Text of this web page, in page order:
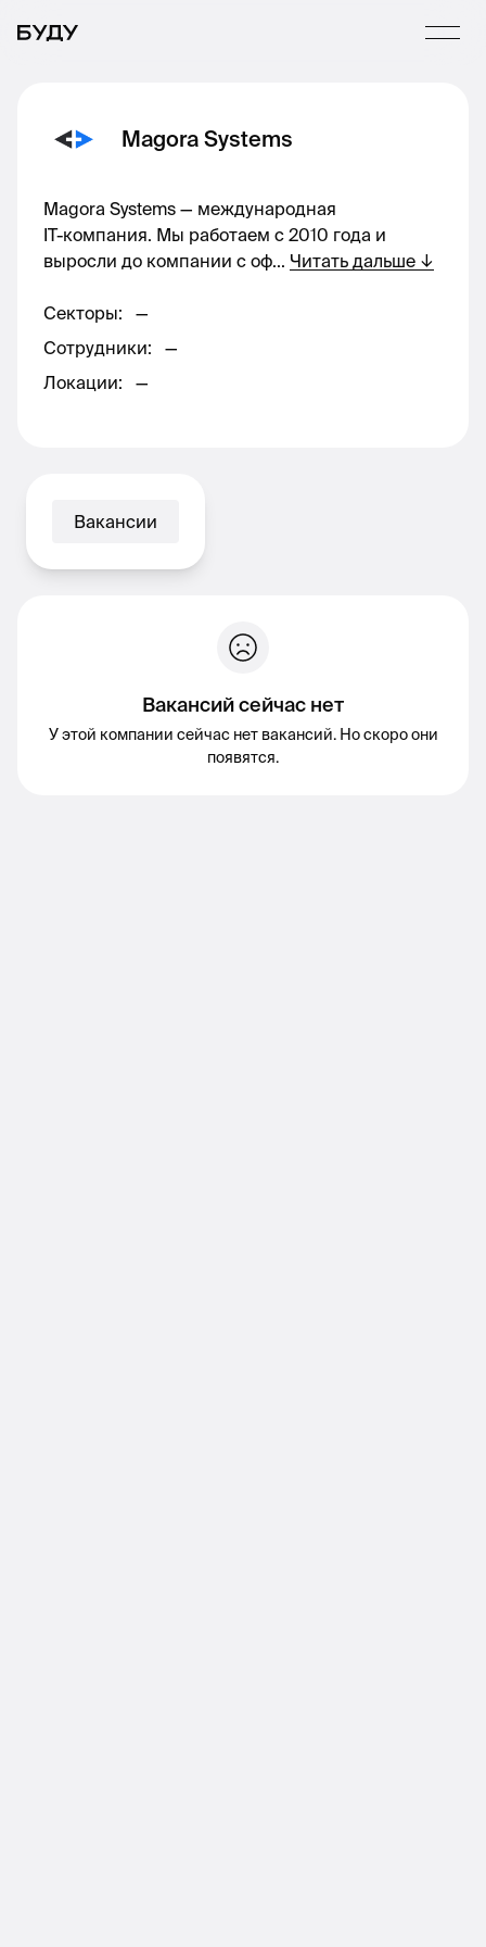
Magora Systems
Magora Systems — международная
IT-компания. Мы работаем с 2010 года и
выросли до компании с оф... Читать дальше ↓
Секторы:
—
Сотрудники:
—
Локации: —
Вакансии
Вакансий сейчас нет
У этой компании сейчас нет вакансий. Но скоро они
появятся.